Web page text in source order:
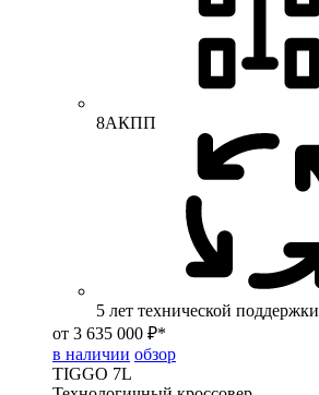
8АКПП
5 лет технической поддержки
от 3 635 000 ₽*
в наличии обзор
TIGGO 7L